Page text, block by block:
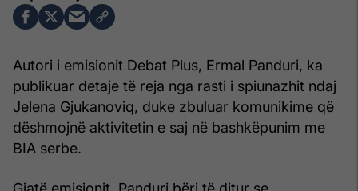
Autori i emisionit Debat Plus, Ermal Panduri, ka
publikuar detaje të reja nga rasti i spiunazhit ndaj
Jelena Gjukanoviq, duke zbuluar komunikime që
dëshmojnë aktivitetin e saj në bashkëpunim me
BIA serbe.